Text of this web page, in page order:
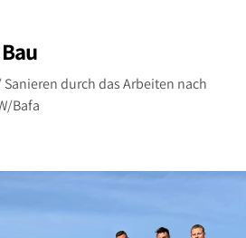
durch das Arbeiten nach
Bafa